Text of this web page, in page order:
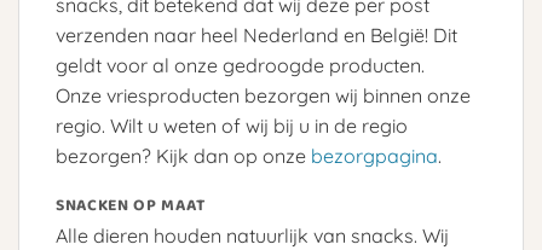
verzenden naar heel Nederland en België! Dit
geldt voor al onze gedroogde producten.
Onze vriesproducten bezorgen wij binnen onze
regio. Wilt u weten of wij bij u in de regio
bezorgen? Kijk dan op onze bezorgpagina.
SNACKEN OP MAAT
Alle dieren houden natuurlijk van snacks. Wij